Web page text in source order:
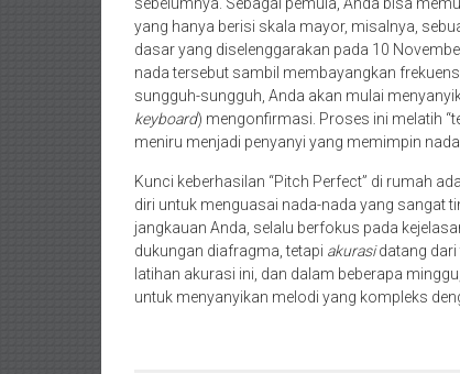
yang hanya berisi skala mayor, misalnya,
dasar yang diselenggarakan pada 10
nada tersebut sambil membayangkan
sungguh-sungguh, Anda akan mulai
keyboard) mengonfirmasi. Proses ini melatih
meniru menjadi penyanyi yang memimpin nada.
Kunci keberhasilan “Pitch Perfect” di rumah
diri untuk menguasai nada-nada yang sangat
jangkauan Anda, selalu berfokus pada
dukungan diafragma, tetapi akurasidatang dari
latihan akurasi ini, dan dalam beberapa
untuk menyanyikan melodi yang kompleks